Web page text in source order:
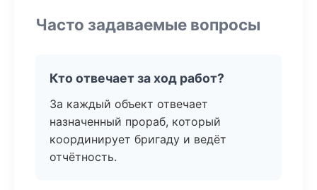
Часто задаваемые вопросы
Кто отвечает за ход работ?
За каждый объект отвечает
назначенный прораб, который
координирует бригаду и ведёт
отчётность.